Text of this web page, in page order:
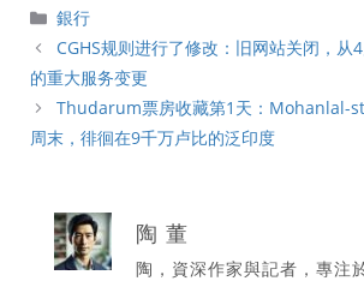
分
類
銀行
CGHS规则进行了修改：旧网站关闭，从
的重大服务变更
Thudarum票房收藏第1天：Mohanlal-
周末，徘徊在9千万卢比的泛印度
陶 董
陶，資深作家與記者，專注